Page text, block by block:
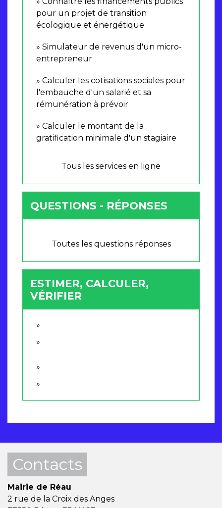
pour un projet de transition
écologique et énergétique
Simulateur de revenus d'un micro-
entrepreneur
Calculer les cotisations sociales pour
l'embauche d'un salarié et sa
rémunération à prévoir
Calculer le montant de la
gratification minimale d'un stagiaire
Tous les services en ligne
QUESTIONS - RÉPONSES
Toutes les questions réponses
ESTIMER, CALCULER,
VÉRIFIER
Contacts
Mairie de Réau
2 rue de la Croix des Anges